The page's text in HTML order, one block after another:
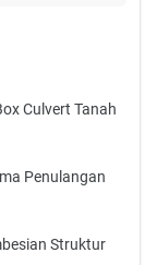
Culvert Tanah
Penulangan
Struktur